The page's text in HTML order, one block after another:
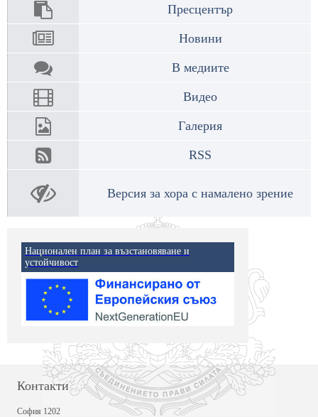
Пресцентър
Новини
В медиите
Видео
Галерия
RSS
Версия за хора с намалено зрение
Национален план за възстановяване и
устойчивост
Контакти
София 1202